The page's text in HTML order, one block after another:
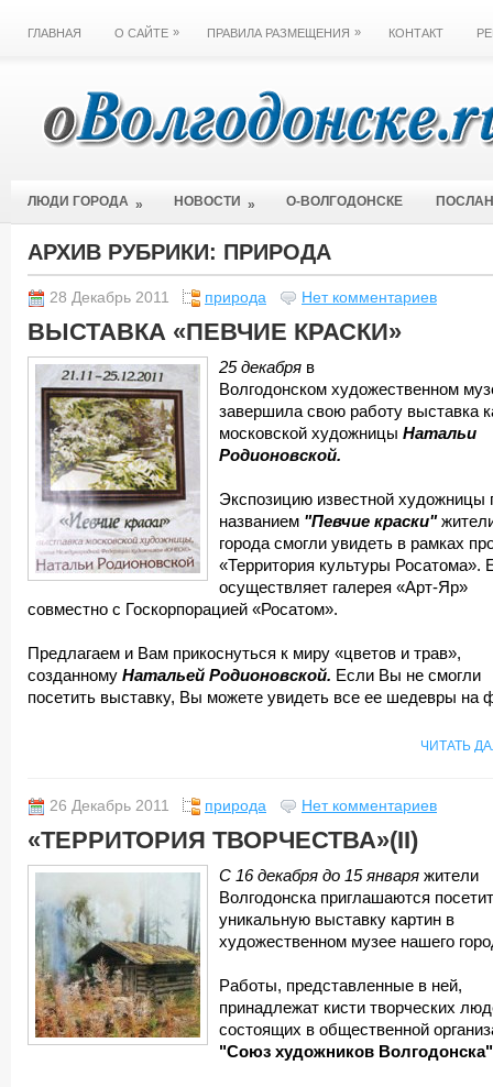
ГЛАВНАЯ О САЙТЕ » ПРАВИЛА РАЗМЕЩЕНИЯ » КОНТАКТ
ЛЮДИ ГОРОДА » НОВОСТИ » О-ВОЛГОДОНСКЕ
АРХИВ РУБРИКИ: ПРИРОДА
28 Декабрь 2011 природа Нет комментариев
ВЫСТАВКА «ПЕВЧИЕ КРАСКИ»
25 декабря в
Волгодонском художественном
завершила свою работу выставка
московской художницы Натальи
Родионовской.
Экспозицию известной художницы
названием "Певчие краски"
города смогли увидеть в рамках
«Территория культуры Росатома».
осуществляет галерея «Арт-Яр»
совместно с Госкорпорацией «Росатом».
Предлагаем и Вам прикоснуться к миру «цветов и трав»,
созданному Натальей Родионовской. Если Вы не смогли
посетить выставку, Вы можете увидеть все ее шедевры на
ЧИТАТЬ
26 Декабрь 2011 природа Нет комментариев
«ТЕРРИТОРИЯ ТВОРЧЕСТВА»(II)
С 16 декабря до 15 января жители
Волгодонска приглашаются
уникальную выставку картин в
художественном музее нашего
Работы, представленные в ней,
принадлежат кисти творческих
состоящих в общественной
"Союз художников